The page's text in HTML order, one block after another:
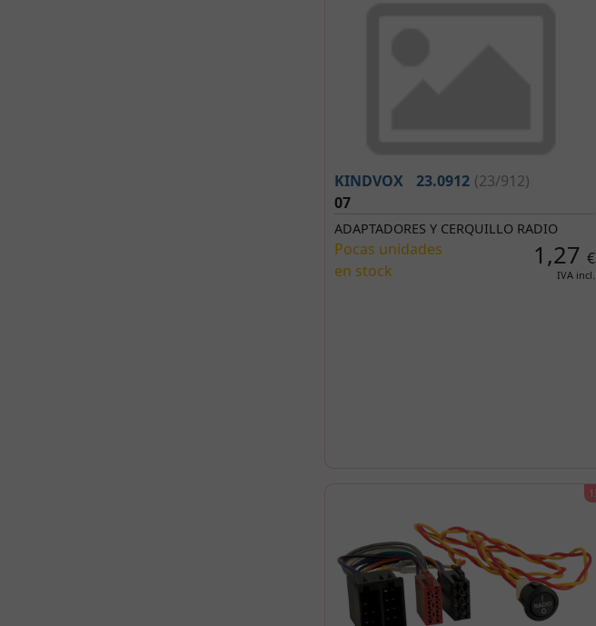
KINDVOX 23.0912 (23/912)
07
ADAPTADORES Y CERQUILLO RADIO
Pocas unidades
en stock
1,27€
IVA incl.